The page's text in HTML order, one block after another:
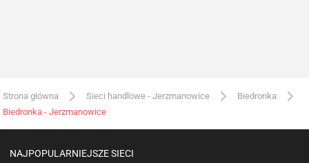
Strona główna Sieci handlowe - Jerzmanowice
Biedronka
Biedronka - Jerzmanowice
NAJPOPULARNIEJSZE SIECI